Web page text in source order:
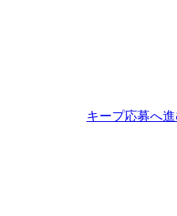
キープ応募へ進